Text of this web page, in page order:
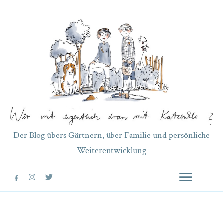
Der Blog übers Gärtnern, über Familie und persönliche
Weiterentwicklung